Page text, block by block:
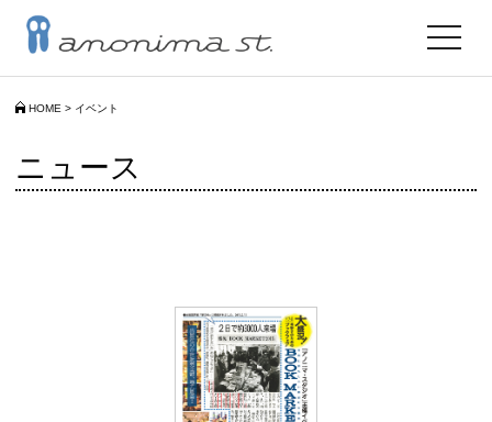
HOME > イベント
toggle
ニュース